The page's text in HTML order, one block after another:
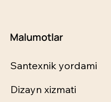
Malumotlar
Santexnik yordami
Dizayn xizmati